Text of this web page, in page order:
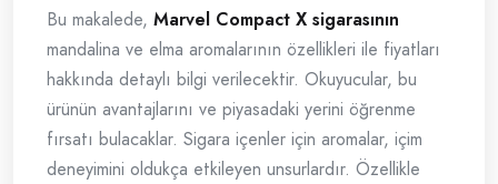
Bu makalede, Marvel Compact X sigarasının
mandalina ve elma aromalarının özellikleri ile fiyatları
hakkında detaylı bilgi verilecektir. Okuyucular, bu
ürünün avantajlarını ve piyasadaki yerini öğrenme
fırsatı bulacaklar. Sigara içenler için aromalar, içim
deneyimini oldukça etkileyen unsurlardır. Özellikle